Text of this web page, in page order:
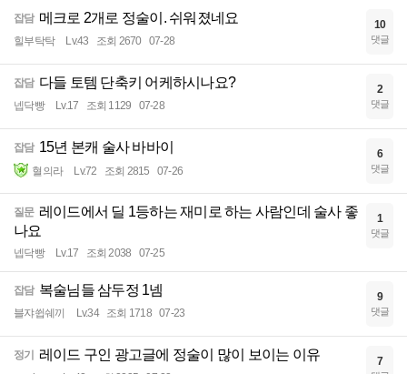
잡담 메크로 2개로 정술이. 쉬워졌네요
힐부탁탁 Lv.43 조회 2670 07-28
10
댓글
잡담 다들 토템 단축키 어케하시나요?
넵닥빵 Lv.17 조회 1129 07-28
2
댓글
잡담 15년 본캐 술사 바바이
혈의라 Lv.72 조회 2815 07-26
6
댓글
질문 레이드에서 딜 1등하는 재미로 하는 사람인데 술사 좋
나요
넵닥빵 Lv.17 조회 2038 07-25
1
댓글
잡담 복술님들 삼두정 1넴
블쟈쓉쉐끼 Lv.34 조회 1718 07-23
9
댓글
정기 레이드 구인 광고글에 정술이 많이 보이는 이유 7